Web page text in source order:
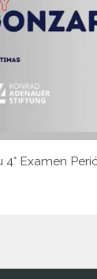
4° Examen